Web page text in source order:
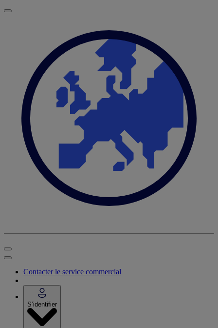
Contacter le service commercial
S’identifier